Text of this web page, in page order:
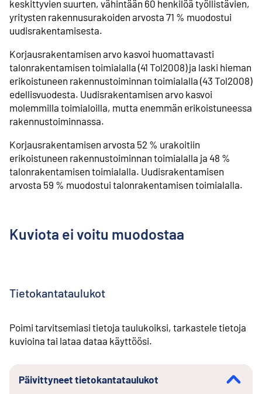
keskittyvien suurten, vähintään 60 henkilöä työllistävien,
yritysten rakennusurakoiden arvosta 71 % muodostui
uudisrakentamisesta.
Korjausrakentamisen arvo kasvoi huomattavasti
talonrakentamisen toimialalla (41 Tol2008) ja laski hieman
erikoistuneen rakennustoiminnan toimialalla (43 Tol2008)
edellisvuodesta. Uudisrakentamisen arvo kasvoi
molemmilla toimialoilla, mutta enemmän erikoistuneessa
rakennustoiminnassa.
Korjausrakentamisen arvosta 52 % urakoitiin
erikoistuneen rakennustoiminnan toimialalla ja 48 %
talonrakentamisen toimialalla. Uudisrakentamisen
arvosta 59 % muodostui talonrakentamisen toimialalla.
Kuviota ei voitu muodostaa
Tietokantataulukot
Poimi tarvitsemiasi tietoja taulukoiksi, tarkastele tietoja
kuvioina tai lataa dataa käyttöösi.
Päivittyneet tietokantataulukot